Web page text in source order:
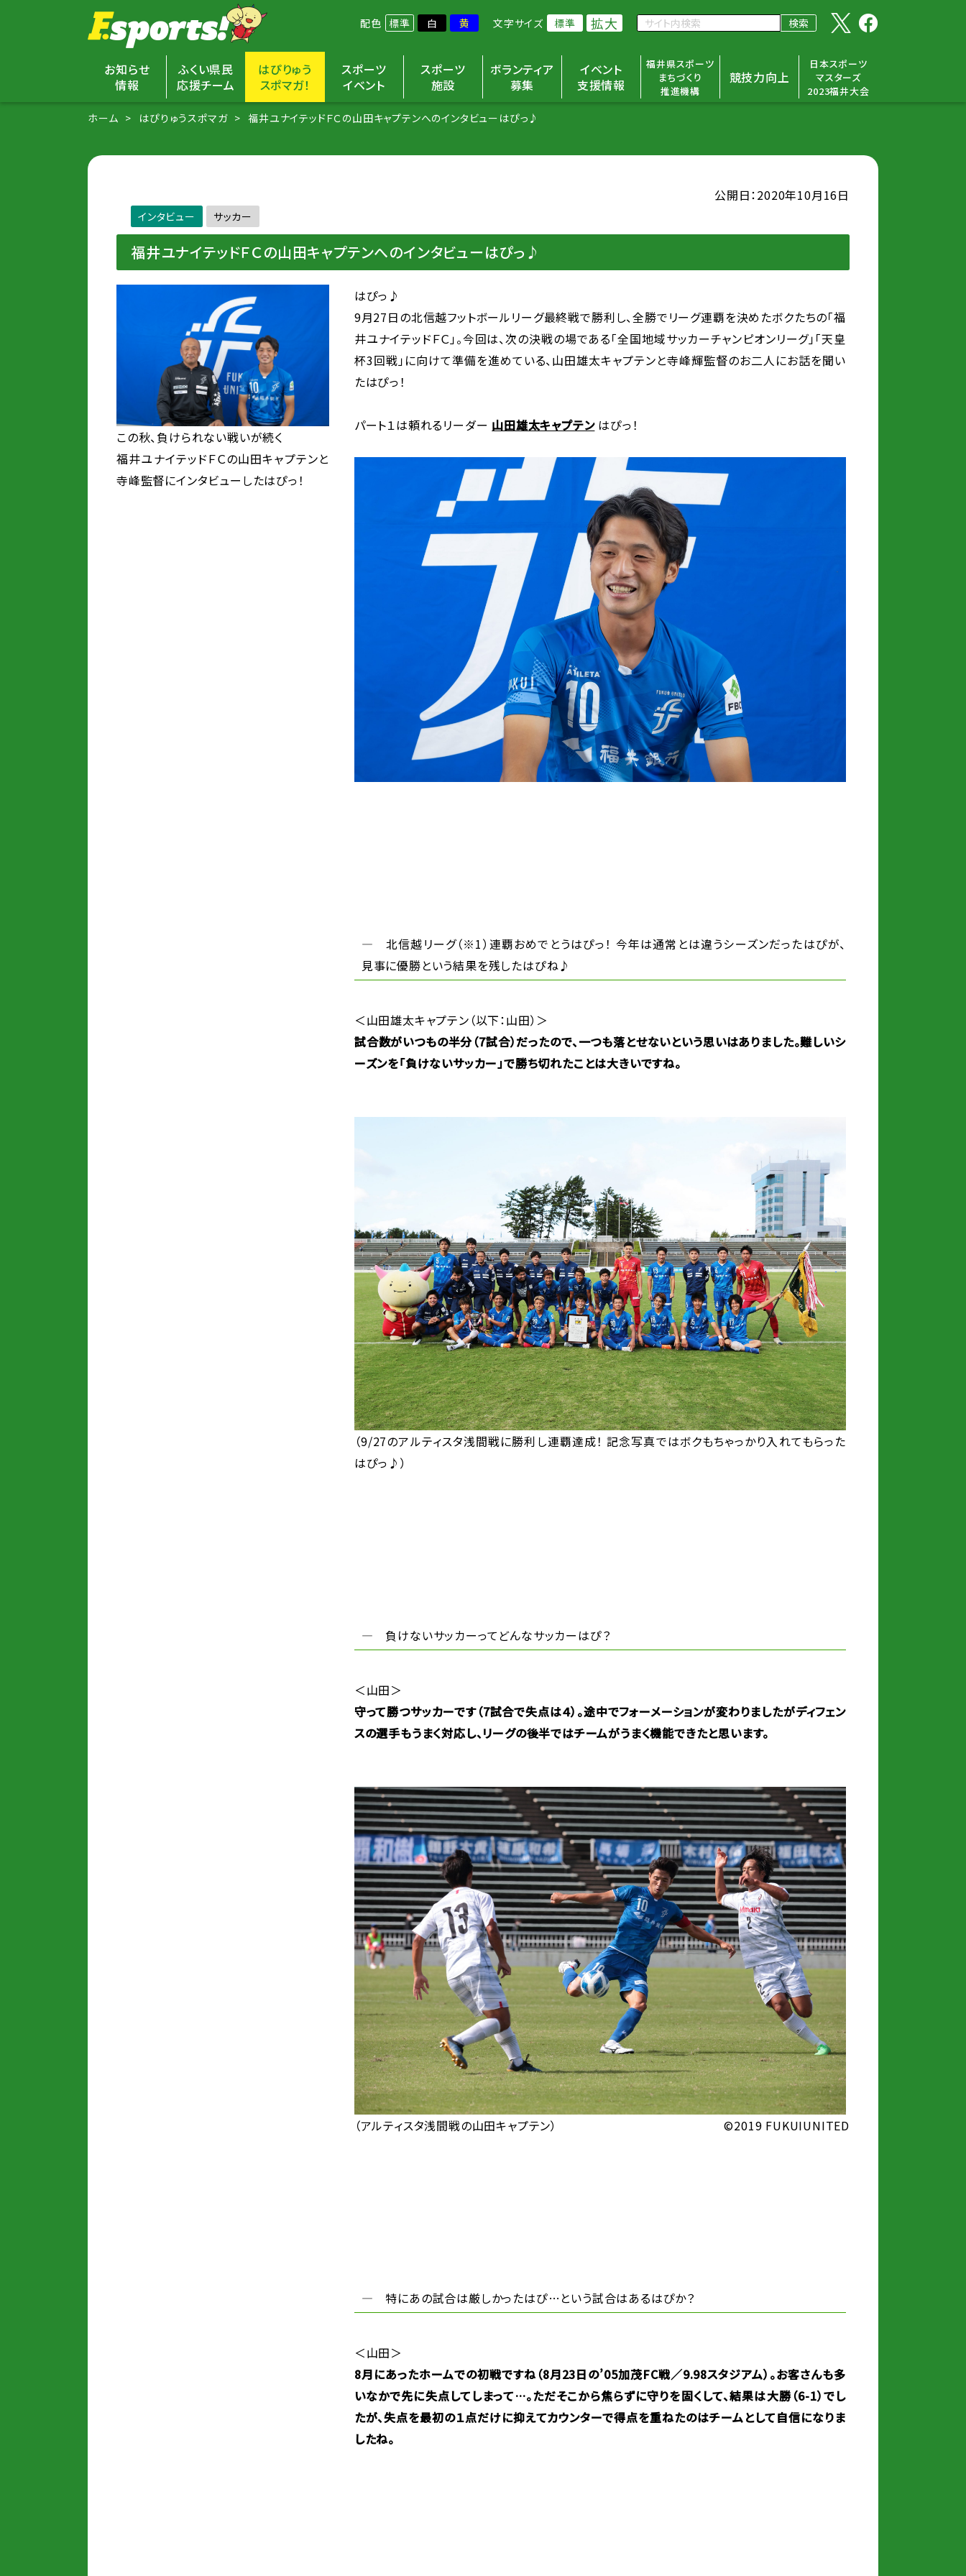
配色 標準 白 黄 文字サイズ 標準 拡大
お知らせ
情報
ふくい県民
応援チーム
はぴりゅう
スポマガ！
スポーツ
イベント
スポーツ
施設
ボランティア
募集
イベント
支援情報
福井県スポーツ
まちづくり
推進機構
競技力向上
日本スポーツ
マスターズ
2023福井大会
ホーム はぴりゅうスポマガ 福井ユナイテッドＦＣの山田キャプテンへのインタビューはぴっ♪
公開日：2020年10月16日
インタビュー サッカー
福井ユナイテッドＦＣの山田キャプテンへのインタビューはぴっ♪
この秋、負けられない戦いが続く
福井ユナイテッドＦＣの山田キャプテンと
寺峰監督にインタビューしたはぴっ！
はぴっ♪
9月27日の北信越フットボールリーグ最終戦で勝利し、全勝でリーグ連覇を決めたボクたちの「福
井ユナイテッドＦＣ」。今回は、次の決戦の場である「全国地域サッカーチャンピオンリーグ」「天皇
杯3回戦」に向けて準備を進めている、山田雄太キャプテンと寺峰輝監督のお二人にお話を聞い
たはぴっ！
パート１は頼れるリーダー 山田雄太キャプテンはぴっ！
― 北信越リーグ（※1）連覇おめでとうはぴっ！ 今年は通常とは違うシーズンだったはぴが、
見事に優勝という結果を残したはぴね♪
＜山田雄太キャプテン（以下：山田）＞
試合数がいつもの半分（7試合）だったので、一つも落とせないという思いはありました。難しいシ
ーズンを「負けないサッカー」で勝ち切れたことは大きいですね。
（9/27のアルティスタ浅間戦に勝利し連覇達成！ 記念写真ではボクもちゃっかり入れてもらった
はぴっ♪）
― 負けないサッカーってどんなサッカーはぴ？
＜山田＞
守って勝つサッカーです（7試合で失点は４）。途中でフォーメーションが変わりましたがディフェン
スの選手もうまく対応し、リーグの後半ではチームがうまく機能できたと思います。
（アルティスタ浅間戦の山田キャプテン） ©2019 FUKUIUNITED
― 特にあの試合は厳しかったはぴ…という試合はあるはぴか？
＜山田＞
8月にあったホームでの初戦ですね（8月23日の’05加茂FC戦／9.98スタジアム）。お客さんも多
いなかで先に失点してしまって…。ただそこから焦らずに守りを固くして、結果は大勝（6-1）でし
たが、失点を最初の１点だけに抑えてカウンターで得点を重ねたのはチームとして自信になりま
したね。